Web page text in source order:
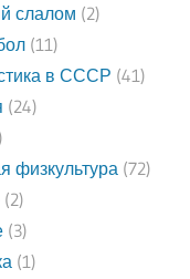
слалом (2)
(11)
в СССР (41)
(24)
физкультура (72)
(2)
(3)
(1)